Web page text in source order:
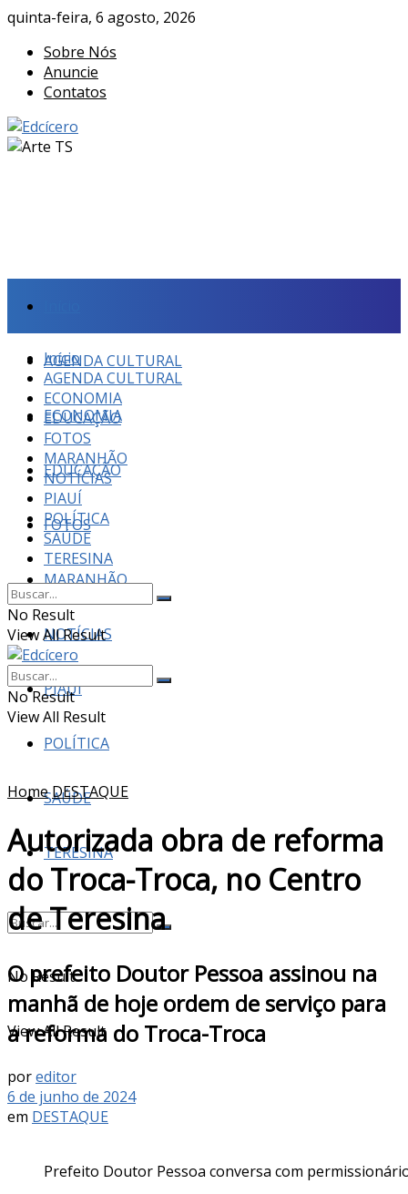
quinta-feira, 6 agosto, 2026
Sobre Nós
Anuncie
Contatos
AGENDA CULTURAL
ECONOMIA
EDUCAÇÃO
FOTOS
MARANHÃO
NOTÍCIAS
PIAUÍ
POLÍTICA
SAÚDE
TERESINA
No Result
View All Result
Início
AGENDA CULTURAL
ECONOMIA
EDUCAÇÃO
FOTOS
MARANHÃO
NOTÍCIAS
PIAUÍ
POLÍTICA
SAÚDE
TERESINA
No Result
View All Result
No Result
View All Result
Home DESTAQUE
Autorizada obra de reforma
do Troca-Troca, no Centro
de Teresina
O prefeito Doutor Pessoa assinou na
manhã de hoje ordem de serviço para
a reforma do Troca-Troca
poreditor
6 de junho de 2024
em DESTAQUE
Prefeito Doutor Pessoa conversa com